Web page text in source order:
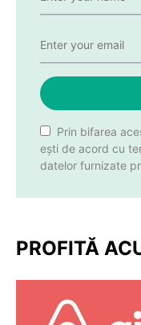
Prin bifarea
ești de acord cu
datelor furnizate
PROFITĂ